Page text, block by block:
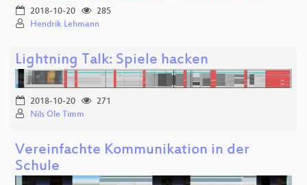
2018-10-20
285
Hendrik Lehmann
Lightning Talk: Spiele hacken
2018-10-20
271
Nils Ole Timm
Vereinfachte Kommunikation in der
Schule